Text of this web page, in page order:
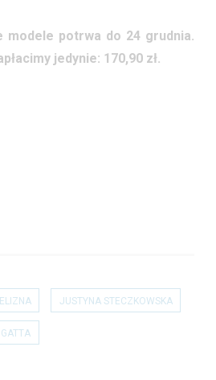
modele potrwa do 24 grudnia.
jedynie: 170,90 zł.
JUSTYNA STECZKOWSKA